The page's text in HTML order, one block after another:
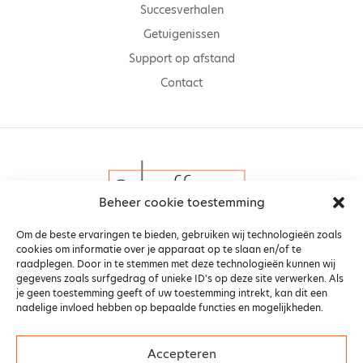
Beheer cookie toestemming
Om de beste ervaringen te bieden, gebruiken wij technologieën zoals
cookies om informatie over je apparaat op te slaan en/of te
raadplegen. Door in te stemmen met deze technologieën kunnen wij
gegevens zoals surfgedrag of unieke ID's op deze site verwerken. Als
je geen toestemming geeft of uw toestemming intrekt, kan dit een
nadelige invloed hebben op bepaalde functies en mogelijkheden.
Accepteren
Succesverhalen
Getuigenissen
Support op afstand
Contact
Algemene voorwaarden Privacy Beleid
Cookiebeleid (EU)
Copyright